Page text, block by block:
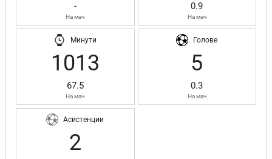
-
На мач
0.9
На мач
Минути
1013
67.5
На мач
Голове
5
0.3
На мач
Асистенции
2